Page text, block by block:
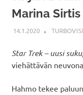
Marina
14.1.2020
Star Trek – uusi
viehättävän
Hahmo tekee